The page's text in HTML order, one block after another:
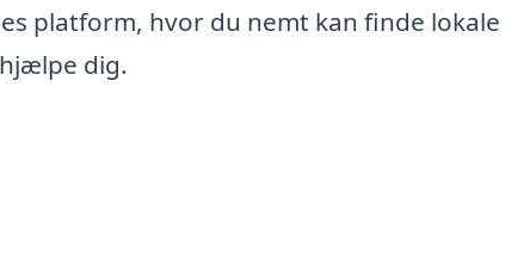
platform, hvor du nemt kan finde lokale
dig.